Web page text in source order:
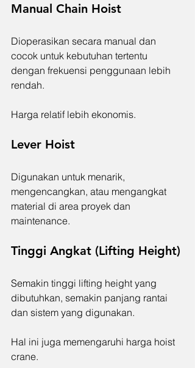
Manual Chain Hoist
Dioperasikan secara manual dan
cocok untuk kebutuhan tertentu
dengan frekuensi penggunaan lebih
rendah.
Harga relatif lebih ekonomis.
Lever Hoist
Digunakan untuk menarik,
mengencangkan, atau mengangkat
material di area proyek dan
maintenance.
Tinggi Angkat (Lifting Height)
Semakin tinggi lifting height yang
dibutuhkan, semakin panjang rantai
dan sistem yang digunakan.
Hal ini juga memengaruhi harga hoist
crane.